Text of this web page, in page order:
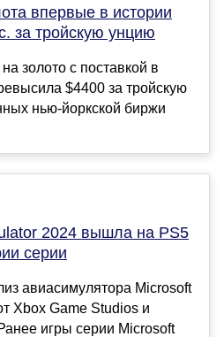
впервые в истории
за тройскую унцию
золото с поставкой в
$4400 за тройскую
нью-йоркской биржи
2024 вышла на PS5
серии
авиасимулятора Microsoft
Xbox Game Studios и
игры серии Microsoft